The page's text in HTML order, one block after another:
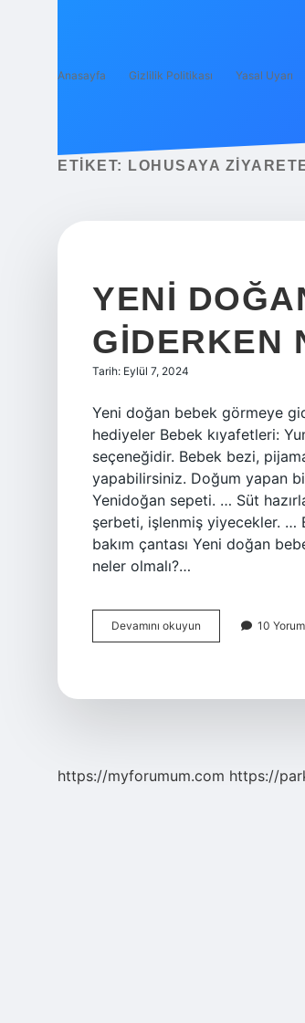
Anasayfa Gizlilik Politikası Yasal Uyarı
ETIKET: LOHUSAYA
YENI
GIDERKEN
Tarih: Eylül 7, 2024
Yeni doğan bebek görmeye
hediyeler Bebek kıyafetleri:
seçeneğidir. Bebek bezi,
yapabilirsiniz. Doğum yapan
Yenidoğan sepeti. … Süt
şerbeti, işlenmiş yiyecekler. …
bakım çantası Yeni doğan
neler olmalı?…
Devamını okuyun
Doğan
10 Yorum
https://myforumum.com https://